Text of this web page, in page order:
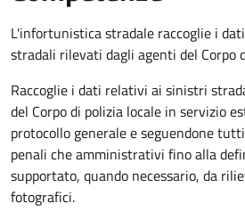
L'infortunistica stradale raccoglie i
stradali rilevati dagli agenti del Corpo
Raccoglie i dati relativi ai sinistri
del Corpo di polizia locale in servizio
protocollo generale e seguendone
penali che amministrativi fino alla
supportato, quando necessario, da
fotografici.